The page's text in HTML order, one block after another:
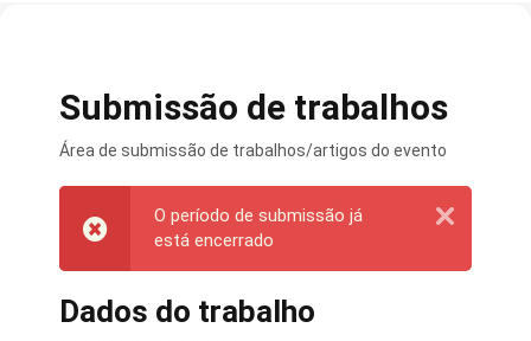
Submissão de trabalhos
Área de submissão de trabalhos/artigos do evento
O período de submissão já
está encerrado
Dados do trabalho